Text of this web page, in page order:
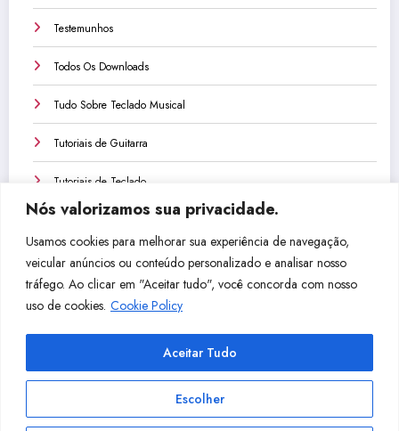
Nós valorizamos sua privacidade.
Usamos cookies para melhorar sua experiência de navegação,
veicular anúncios ou conteúdo personalizado e analisar nosso
tráfego. Ao clicar em "Aceitar tudo", você concorda com nosso
uso de cookies. Cookie Policy
Escolher
Aceitar Tudo
Testemunhos
Todos Os Downloads
Tudo Sobre Teclado Musical
Tutoriais de Guitarra
Tutoriais de Teclado
Tutoriais de Violão
Unboxings e Reviews
VS do Essias